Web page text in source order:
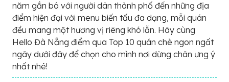
năm gắn bó với người dân thành phố đến những địa
điểm hiện đại với menu biến tấu đa dạng, mỗi quán
đều mang một hương vị riêng khó lẫn. Hãy cùng
Hello Đà Nẵng điểm qua Top 10 quán chè ngon ngất
ngây dưới đây để chọn cho mình nơi dừng chân ưng ý
nhất nhé!